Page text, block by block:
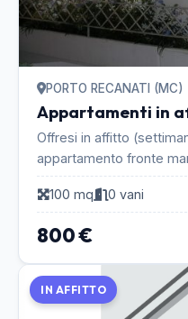
PORTO RECANATI (MC)
Appartamenti in
Offresi in affitto
appartamento fronte
Recanati, Condominio
1...100 mq 0 vani
800 €
IN AFFITTO